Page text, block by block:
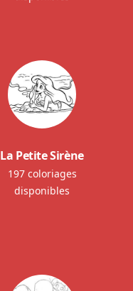
La Petite Sirène
197 coloriages
disponibles